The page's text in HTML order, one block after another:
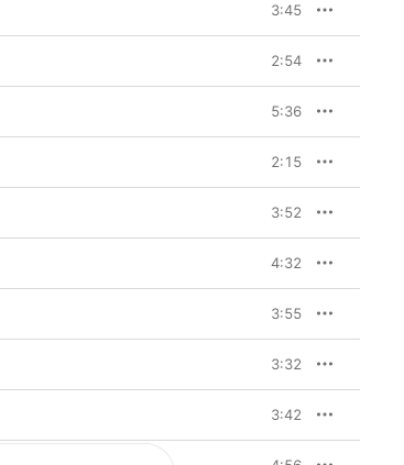
3:45
2:54
5:36
2:15
3:52
4:32
3:55
3:32
3:42